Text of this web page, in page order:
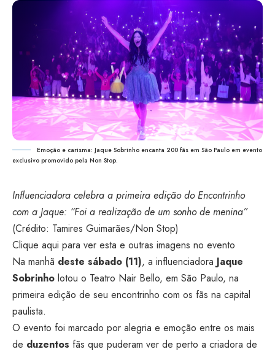
Emoção e carisma: Jaque Sobrinho encanta 200 fãs em São Paulo em evento
exclusivo promovido pela Non Stop.
Influenciadora celebra a primeira edição do Encontrinho
com a Jaque: “Foi a realização de um sonho de menina”
(Crédito: Tamires Guimarães/Non Stop)
Clique aqui para ver esta e outras imagens no evento
Na manhã deste sábado (11), a influenciadora Jaque
Sobrinho lotou o Teatro Nair Bello, em São Paulo, na
primeira edição de seu encontrinho com os fãs na capital
paulista.
O evento foi marcado por alegria e emoção entre os mais
de duzentos fãs que puderam ver de perto a criadora de